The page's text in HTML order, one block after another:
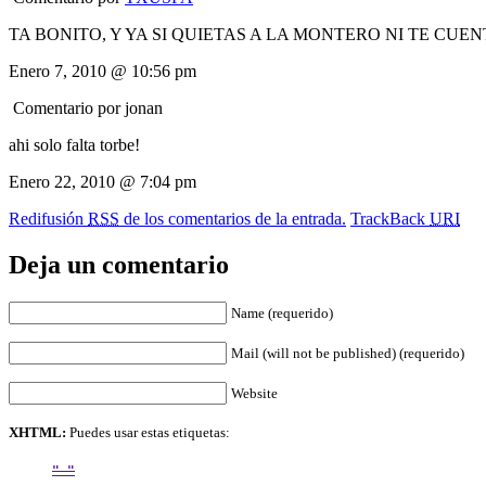
TA BONITO, Y YA SI QUIETAS A LA MONTERO NI TE
Enero 7, 2010 @ 10:56 pm
Comentario por jonan
ahi solo falta torbe!
Enero 22, 2010 @ 7:04 pm
Redifusión RSS de los comentarios de la entrada. TrackBack URI
Deja un comentario
Name (requerido)
Mail (will not be published) (requerido)
Website
XHTML: Puedes usar estas etiquetas: